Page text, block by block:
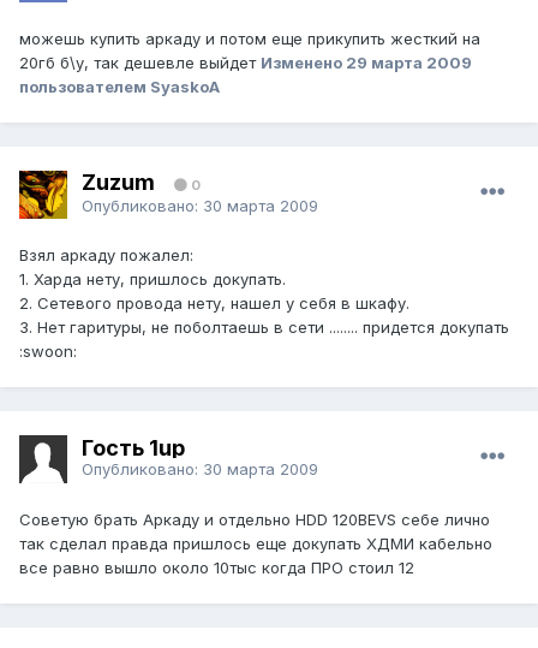
можешь купить аркаду и потом еще прикупить жесткий на
20гб б\у, так дешевле выйдет Изменено 29 марта 2009
пользователем SyaskoA
Zuzum 0
Опубликовано: 30 марта 2009
Взял аркаду пожалел:
1. Харда нету, пришлось докупать.
2. Сетевого провода нету, нашел у себя в шкафу.
3. Нет гаритуры, не поболтаешь в сети ........ придется докупать
:swoon:
Гость 1up
Опубликовано: 30 марта 2009
Советую брать Аркаду и отдельно HDD 120BEVS себе лично
так сделал правда пришлось еще докупать ХДМИ кабельно
все равно вышло около 10тыс когда ПРО стоил 12